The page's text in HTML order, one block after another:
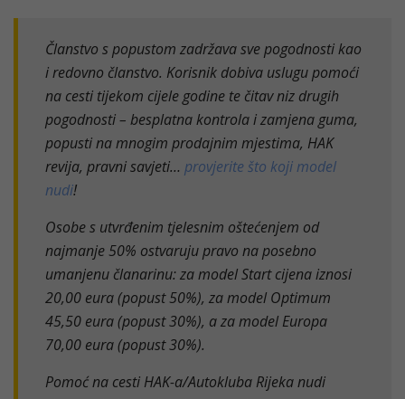
Članstvo s popustom zadržava sve pogodnosti kao
i redovno članstvo. Korisnik dobiva uslugu pomoći
na cesti tijekom cijele godine te čitav niz drugih
pogodnosti – besplatna kontrola i zamjena guma,
popusti na mnogim prodajnim mjestima, HAK
revija, pravni savjeti… provjerite što koji model
nudi!
Osobe s utvrđenim tjelesnim oštećenjem od
najmanje 50% ostvaruju pravo na posebno
umanjenu članarinu: za model Start cijena iznosi
20,00 eura (popust 50%), za model Optimum
45,50 eura (popust 30%), a za model Europa
70,00 eura (popust 30%).
Pomoć na cesti HAK-a/Autokluba Rijeka nudi